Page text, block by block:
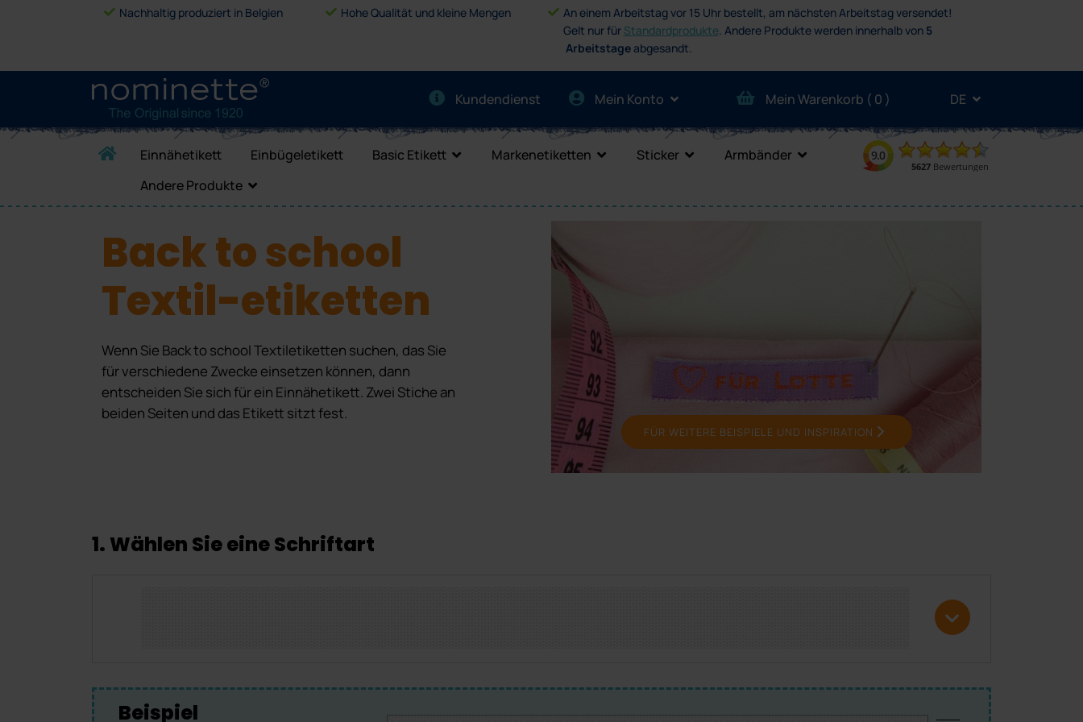
Nachhaltig produziert in Belgien Hohe Qualität und kleine Mengen
An einem Arbeitstag vor 15 Uhr bestellt, am nächsten Arbeitstag versendet!
Gelt nur für Standardprodukte. Andere Produkte werden innerhalb von 5
Arbeitstageabgesandt.
Kundendienst Mein Konto Mein Warenkorb ( 0 ) DE
Einnähetikett Einbügeletikett Basic Etikett Markenetiketten Sticker
Armbänder
Andere Produkte
Back to school
Textil-etiketten
Wenn Sie Back to school Textiletiketten suchen, das Sie
für verschiedene Zwecke einsetzen können, dann
entscheiden Sie sich für ein Einnähetikett. Zwei Stiche an
beiden Seiten und das Etikett sitzt fest.
FÜR WEITERE BEISPIELE UND INSPIRATION
1. Wählen Sie eine Schriftart
Beispiel